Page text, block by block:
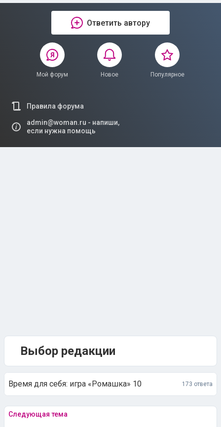
Ответить автору
Мой форум Новое Популярное
Правила форума
admin@woman.ru - напиши,
если нужна помощь
Выбор редакции
Время для себя: игра «Ромашка» 10 173 ответа
Следующая тема